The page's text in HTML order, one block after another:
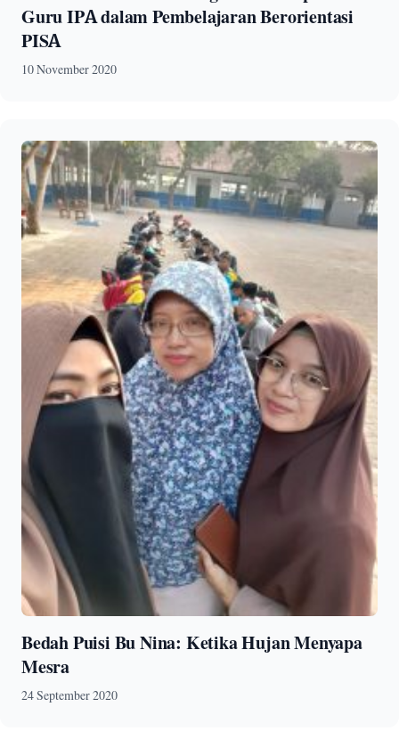
Guru IPA dalam Pembelajaran Berorientasi
PISA
10 November 2020
Bedah Puisi Bu Nina: Ketika Hujan Menyapa
Mesra
24 September 2020